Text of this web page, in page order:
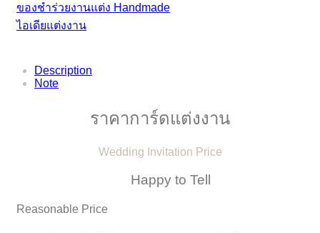
ของชำร่วยงานแต่ง Handmade
ไอเดียแต่งงาน
Description
Note
ราคาการ์ดแต่งงาน
Wedding Invitation Price
Happy to Tell
Reasonable Price